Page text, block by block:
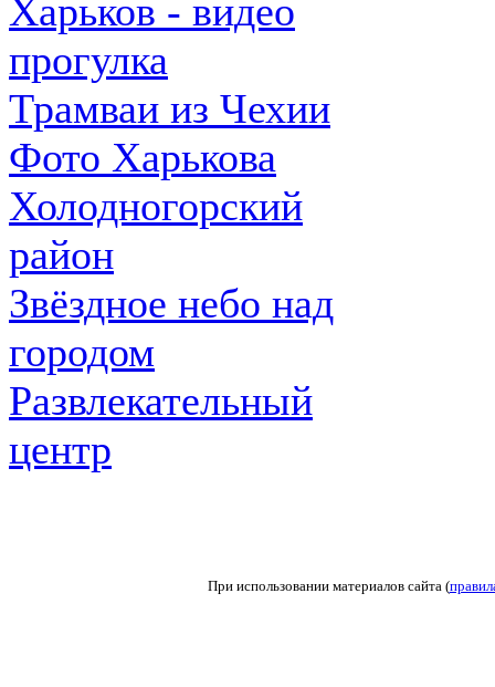
Харьков - видео
прогулка
Трамваи из Чехии
Фото Харькова
Холодногорский
район
Звёздное небо над
городом
Развлекательный
центр
При использовании материалов сайта (